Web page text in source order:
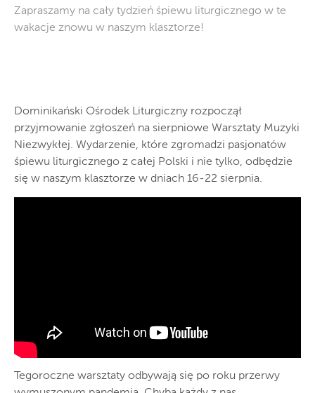
Zapraszamy na cały tydzień śpiewu liturgicznego w te
wakacje znowu w naszym klasztorze!
Dominikański Ośrodek Liturgiczny rozpoczął
przyjmowanie zgłoszeń na sierpniowe Warsztaty Muzyki
Niezwykłej. Wydarzenie, które zgromadzi pasjonatów
śpiewu liturgicznego z całej Polski i nie tylko, odbędzie
się w naszym klasztorze w dniach 16-22 sierpnia.
Tegoroczne warsztaty odbywają się po roku przerwy